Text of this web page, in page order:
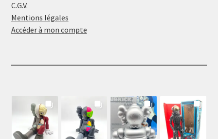
C.G.V.
Mentions légales
Accéder à mon compte